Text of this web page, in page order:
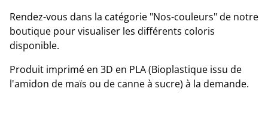
Rendez-vous dans la catégorie "Nos-couleurs" de notre
boutique pour visualiser les différents coloris
disponible.
Produit imprimé en 3D en PLA (Bioplastique issu de
l'amidon de maïs ou de canne à sucre) à la demande.